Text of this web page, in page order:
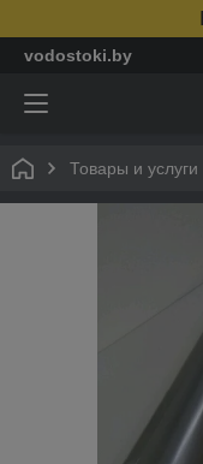
vodostoki.by
Товары и услуги